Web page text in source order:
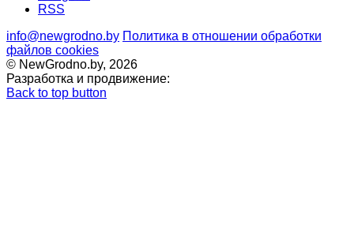
RSS
info@newgrodno.by Политика в отношении обработки
файлов cookies
© NewGrodno.by, 2026
Разработка и продвижение:
Back to top button